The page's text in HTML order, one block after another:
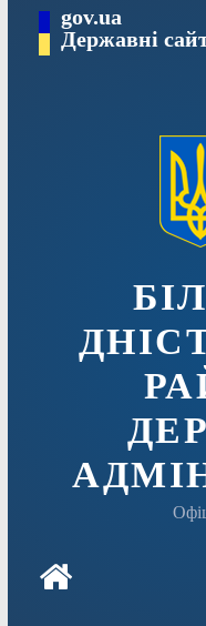
вмісту
gov.ua
Державні